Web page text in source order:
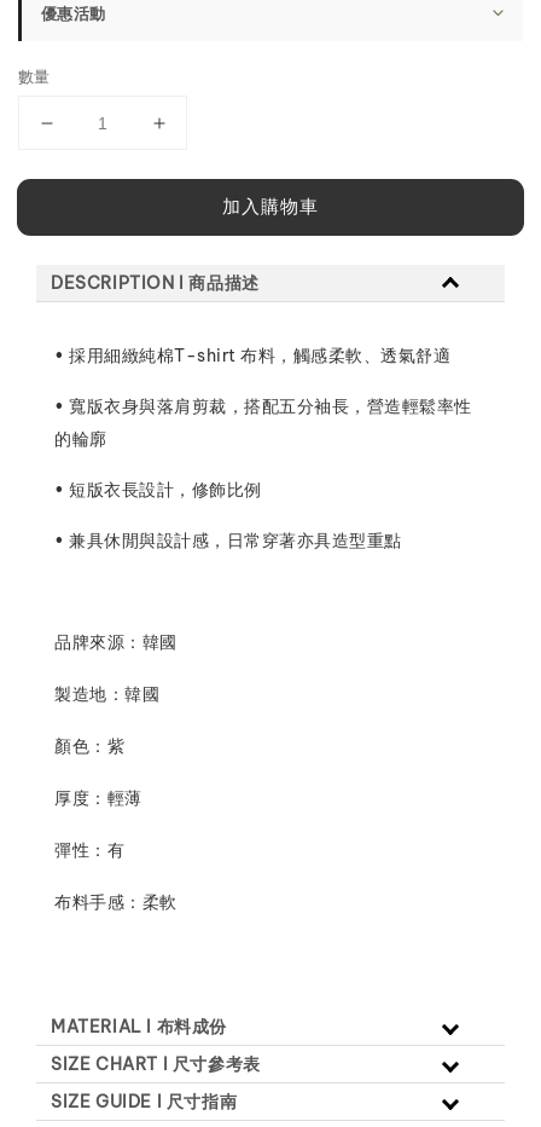
優惠活動
數量
加入購物車
DESCRIPTION l 商品描述
• 採用細緻純棉T-shirt 布料，觸感柔軟、透氣舒適
• 寬版衣身與落肩剪裁，搭配五分袖長，營造輕鬆率性
的輪廓
• 短版衣長設計，修飾比例
• 兼具休閒與設計感，日常穿著亦具造型重點
品牌來源：韓國
製造地：韓國
顏色：紫
厚度： 輕薄
彈性：有
布料手感：柔軟
MATERIAL l 布料成份
SIZE CHART l 尺寸參考表
SIZE GUIDE l 尺寸指南